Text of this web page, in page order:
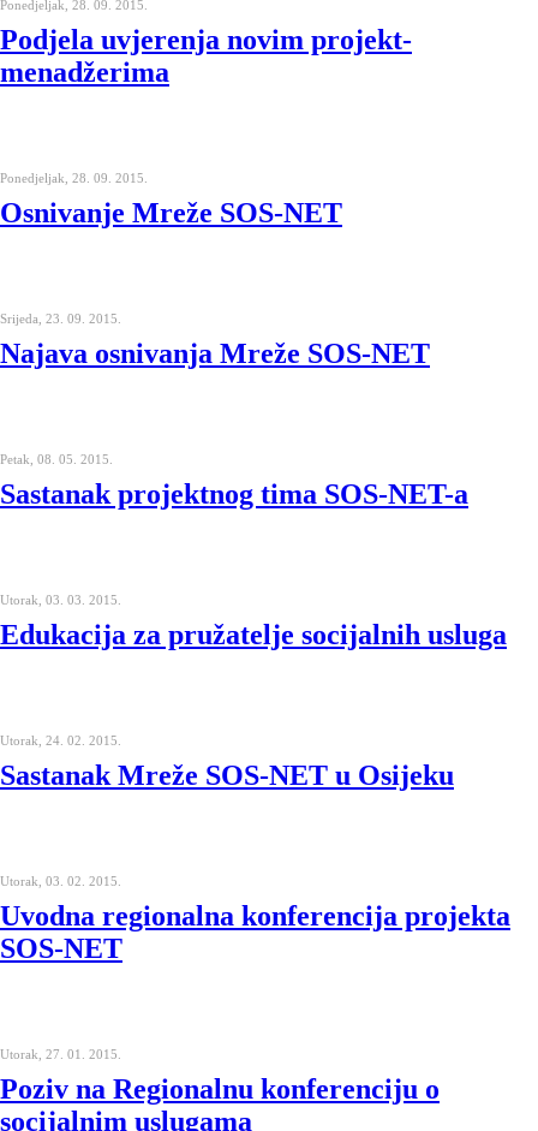
Ponedjeljak, 28. 09. 2015.
Podjela uvjerenja novim projekt-
menadžerima
Ponedjeljak, 28. 09. 2015.
Osnivanje Mreže SOS-NET
Srijeda, 23. 09. 2015.
Najava osnivanja Mreže SOS-NET
Petak, 08. 05. 2015.
Sastanak projektnog tima SOS-NET-a
Utorak, 03. 03. 2015.
Edukacija za pružatelje socijalnih usluga
Utorak, 24. 02. 2015.
Sastanak Mreže SOS-NET u Osijeku
Utorak, 03. 02. 2015.
Uvodna regionalna konferencija projekta
SOS-NET
Utorak, 27. 01. 2015.
Poziv na Regionalnu konferenciju o
socijalnim uslugama